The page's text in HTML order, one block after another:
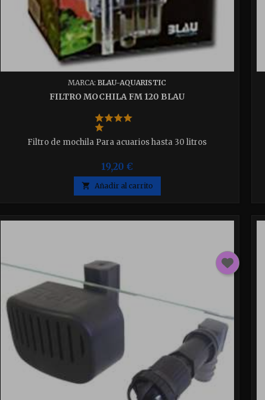
MARCA:BLAU-AQUARISTIC
FILTRO MOCHILA FM 120 BLAU
Filtro de mochila Para acuarios hasta 30 litros
19,20 €
 Añadir al carrito